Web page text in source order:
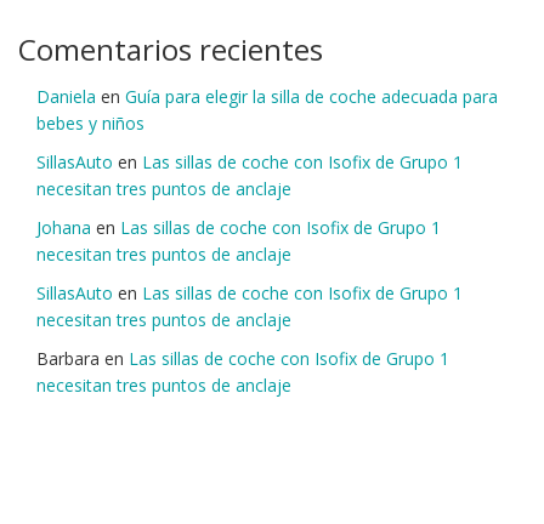
Comentarios recientes
Daniela en Guía para elegir la silla de coche adecuada para
bebes y niños
SillasAuto en Las sillas de coche con Isofix de Grupo 1
necesitan tres puntos de anclaje
Johana en Las sillas de coche con Isofix de Grupo 1
necesitan tres puntos de anclaje
SillasAuto en Las sillas de coche con Isofix de Grupo 1
necesitan tres puntos de anclaje
Barbara en Las sillas de coche con Isofix de Grupo 1
necesitan tres puntos de anclaje